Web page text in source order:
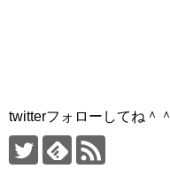
twitterフォローしてね＾＾